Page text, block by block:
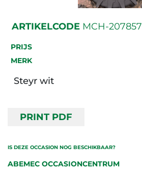
ARTIKELCODE MCH-207857
PRIJS
MERK
Steyr wit
PRINT PDF
IS DEZE OCCASION NOG BESCHIKBAAR?
ABEMEC OCCASIONCENTRUM